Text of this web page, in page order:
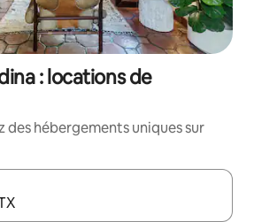
: locations de
des hébergements uniques sur
s'affichent, utilisez les flèches vers le